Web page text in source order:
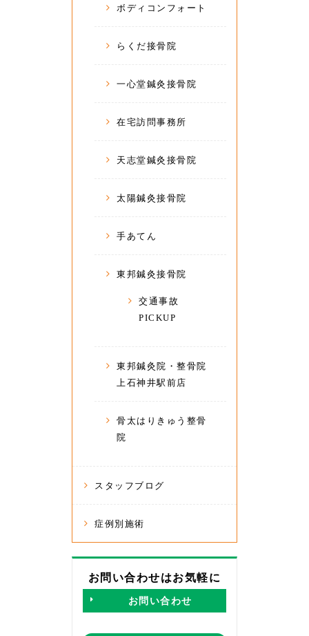
ボディコンフォート
らくだ接骨院
一心堂鍼灸接骨院
在宅訪問事務所
天志堂鍼灸接骨院
太陽鍼灸接骨院
手あてん
東邦鍼灸接骨院
交通事故
PICKUP
東邦鍼灸院・整骨院
上石神井駅前店
骨太はりきゅう整骨
院
スタッフブログ
症例別施術
お問い合わせはお気軽に
お問い合わせ